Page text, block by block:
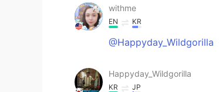
withme
EN KR
@Happyday_Wildgorilla
Happyday_Wildgorilla
KR JP